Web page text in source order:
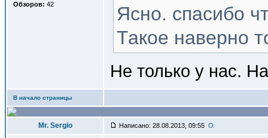
Обзоров: 42
Ясно. спасибо
Такое наверно
Не только у нас.
В начало страницы
Mr. Sergio Написано: 28.08.2013, 09:55